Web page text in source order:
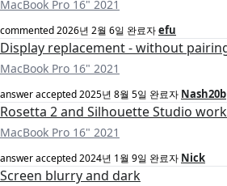
MacBook Pro 16" 2021
commented2026년 2월 6일 완료자efu
Display replacement - without
MacBook Pro 16" 2021
answer accepted2025년 8월 5일 완료자 Nash20b
Rosetta 2 and Silhouette Studio
MacBook Pro 16" 2021
answer accepted2024년 1월 9일 완료자 Nick
Screen blurry and dark